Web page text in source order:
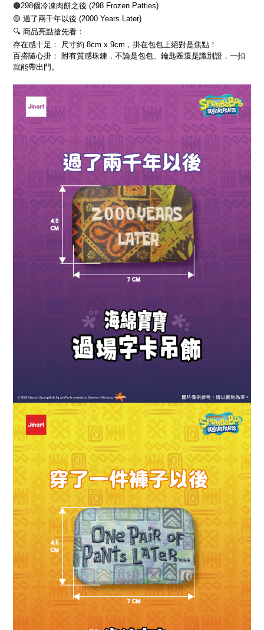
🟤298個冷凍肉餅之後 (298 Frozen Patties)
🟡 過了兩千年以後 (2000 Years Later)
🔍 商品亮點搶先看：
存在感十足：
尺寸約 8cm x 9cm ，掛在包包上絕對是焦點！
百搭隨心掛：
附有質感珠鍊，不論是包包、鑰匙圈還是識別證，一扣
就能帶出門。